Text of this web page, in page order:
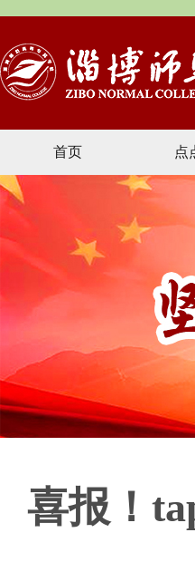
首页 点
喜报！